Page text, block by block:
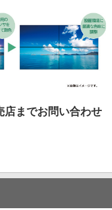
店までお問い合わせ